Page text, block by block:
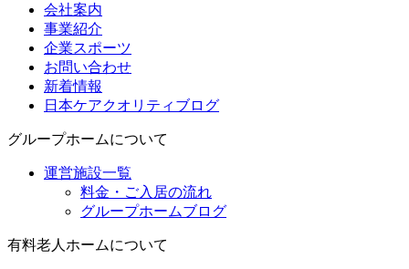
会社案内
事業紹介
企業スポーツ
お問い合わせ
新着情報
日本ケアクオリティブログ
グループホームについて
運営施設一覧
料金・ご入居の流れ
グループホームブログ
有料老人ホームについて